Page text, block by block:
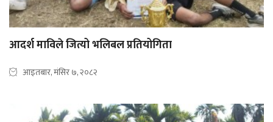
आदर्श माविले जित्यो भलिबल प्रतियोगिता
आइतबार, मंसिर ७, २०८२